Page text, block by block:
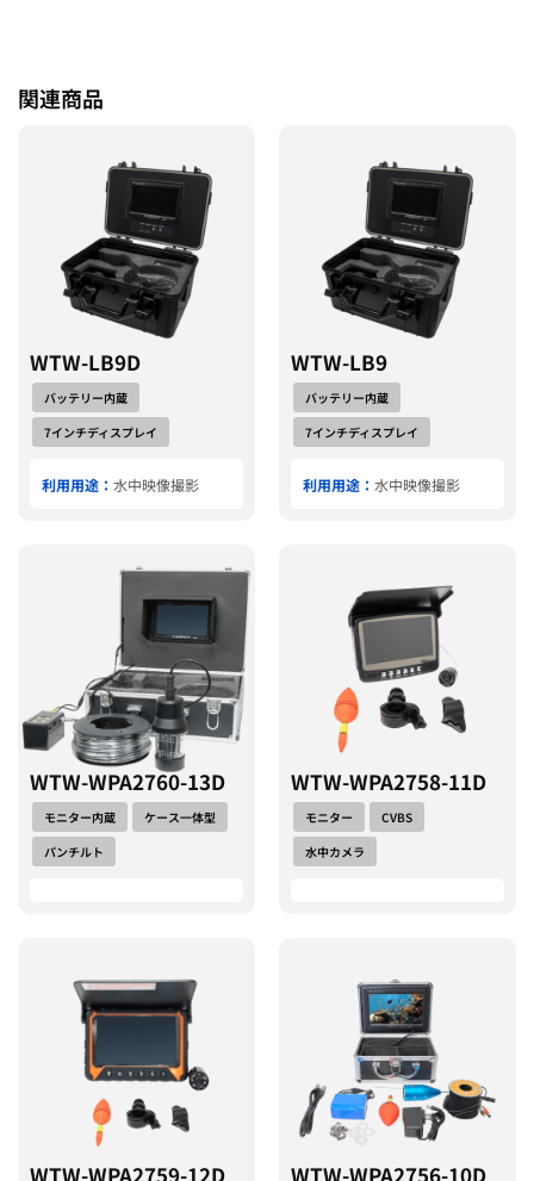
関連商品
WTW-LB9D
バッテリー内蔵
7インチディスプレイ
利用用途： 水中映像撮影
WTW-LB9
バッテリー内蔵
7インチディスプレイ
利用用途： 水中映像撮影
WTW-WPA2760-13D
モニター内蔵
ケース一体型
パンチルト
WTW-WPA2758-11D
モニター
CVBS
水中カメラ
WTW-WPA2759-12D WTW-WPA2756-10D